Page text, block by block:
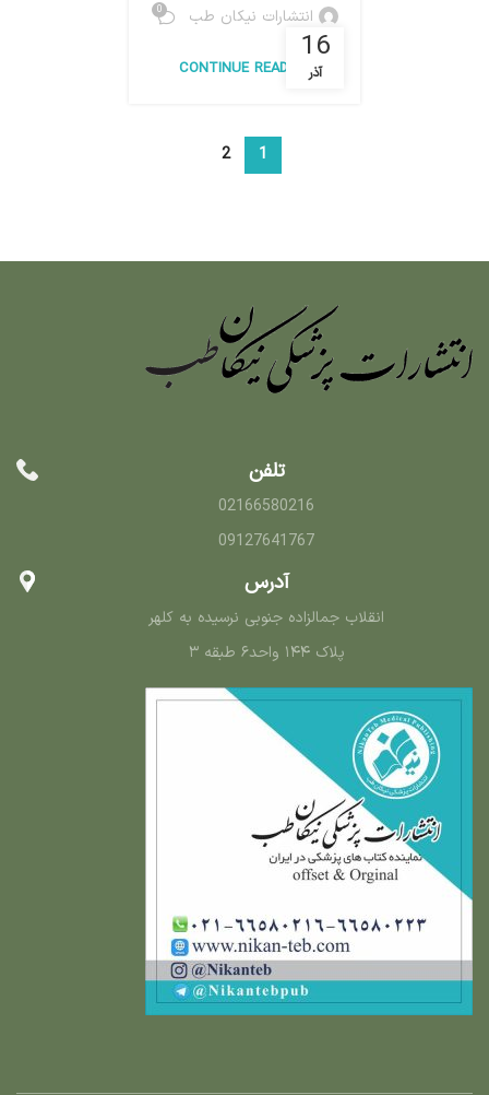
16
آذر
انتشارات نیکان طب 0
CONTINUE READING
1
2
تلفن
02166580216
09127641767
آدرس
انقلاب جمالزاده جنوبی نرسیده به کلهر
پلاک ۱۴۴ واحد۶ طبقه ۳